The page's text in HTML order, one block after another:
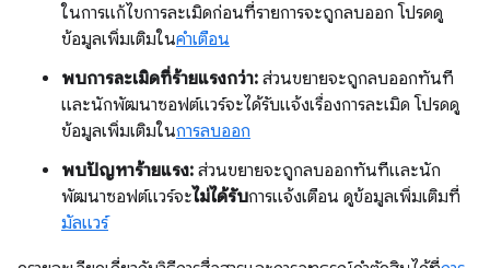
ในการแก้ไขการละเมิดก่อนที่รายการจะถูกลบออก โปรดดู
ข้อมูลเพิ่มเติมในคำเตือน
พบการละเมิดที่ร้ายแรงกว่า: ส่วนขยายจะถูกลบออกทันที
และนักพัฒนาซอฟต์แวร์จะได้รับแจ้งเรื่องการละเมิด โปรดดู
ข้อมูลเพิ่มเติมในการลบออก
พบปัญหาร้ายแรง: ส่วนขยายจะถูกลบออกทันทีและนัก
พัฒนาซอฟต์แวร์จะไม่ได้รับการแจ้งเตือน ดูข้อมูลเพิ่มเติมที่
มัลแวร์